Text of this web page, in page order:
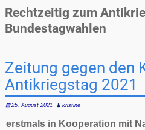
Rechtzeitig zum
Bundestagwahlen
Zeitung gegen den
Antikriegstag 2021
25. August 2021 kristine
erstmals in Kooperation mit